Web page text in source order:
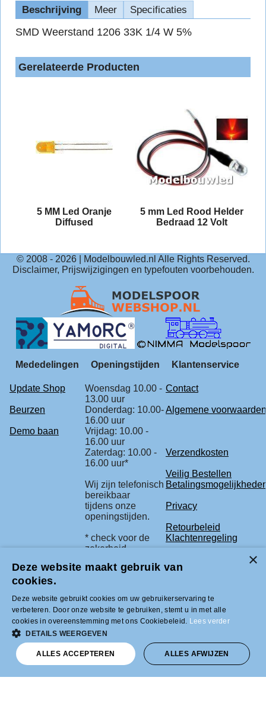
Beschrijving Meer Specificaties
SMD Weerstand 1206 33K 1/4 W 5%
Gerelateerde Producten
5 MM Led Oranje
Diffused
5 mm Led Rood Helder
Bedraad 12 Volt
© 2008 - 2026| Modelbouwled.nl Alle Rights Reserved.
Disclaimer, Prijswijzigingen en typefouten voorbehouden.
Mededelingen Openingstijden Klantenservice
Update Shop
Woensdag 10.00 -
13.00 uur
Contact
Beurzen
Donderdag: 10.00-
16.00 uur
Algemene voorwaarden
Demo baan
Vrijdag: 10.00 -
16.00 uur
Zaterdag: 10.00 -
16.00 uur*
Verzendkosten
Veilig Bestellen
Wij zijn telefonisch
bereikbaar
tijdens onze
openingstijden.
Privacy
Retourbeleid
* check voor de
zekerheid
Klachtenregeling
agenda.
Tel +31 (0)33-2996333 |
info@modelbouwled.nl | BTW nummer
NL001954275B26 | KVK nummer
31043946 | IBAN nummer NL59INGB
0007617629
Deze website maakt gebruik van
cookies.
Deze website gebruikt cookies om uw gebruikerservaring te
verbeteren. Door onze website te gebruiken, stemt u in met alle
cookies in overeenstemming met ons Cookiebeleid. Lees verder
DETAILS WEERGEVEN
ALLES ACCEPTEREN ALLES AFWIJZEN